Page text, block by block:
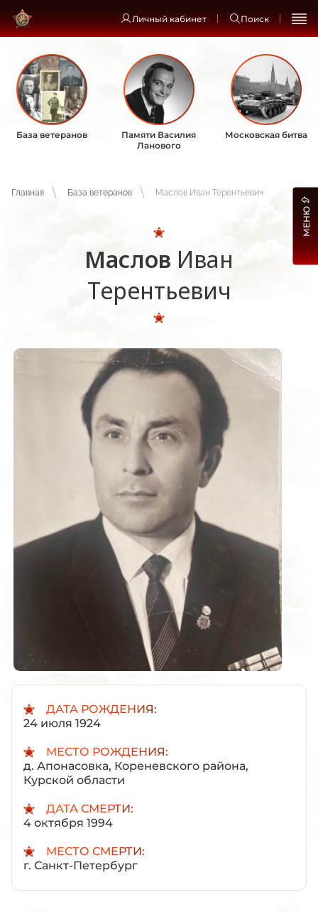
Личный кабинет Поиск
База ветеранов
Памяти Василия
Ланового
Московская битва
Главная База ветеранов Маслов Иван Терентьевич
Маслов Иван
Терентьевич
ДАТА РОЖДЕНИЯ:
24 июля 1924
МЕСТО РОЖДЕНИЯ:
д. Апонасовка, Кореневского района,
Курской области
ДАТА СМЕРТИ:
4 октября 1994
МЕСТО СМЕРТИ:
г. Санкт-Петербург
МЕНЮ